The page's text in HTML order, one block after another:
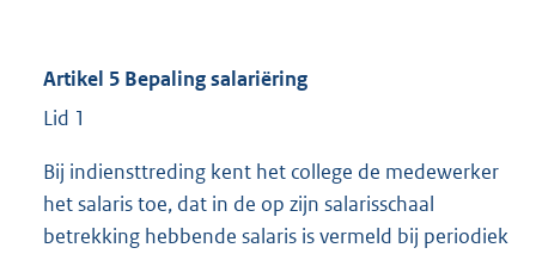
Artikel 5 Bepaling salariëring
Lid 1
Bij indiensttreding kent het college de medewerker
het salaris toe, dat in de op zijn salarisschaal
betrekking hebbende salaris is vermeld bij periodiek